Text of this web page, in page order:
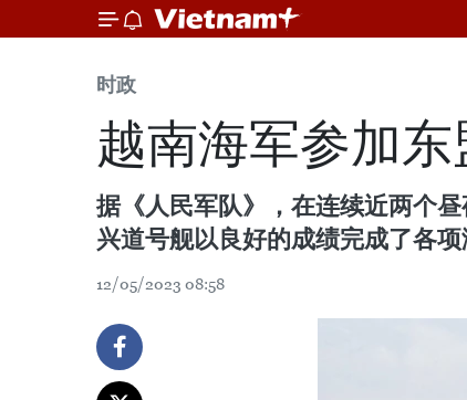
时政
越南海军参加
据《人民军队》，在连续近两个
兴道号舰以良好的成绩完成了各项
12/05/2023 08:58